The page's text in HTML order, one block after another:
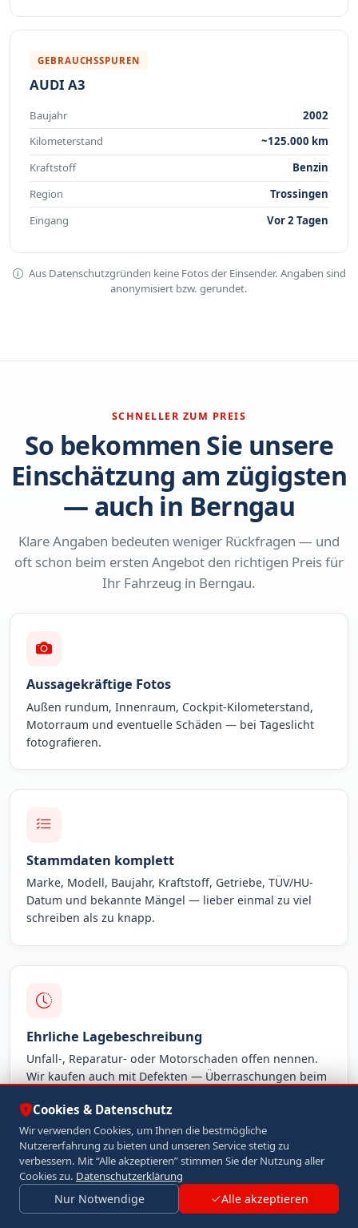
GEBRAUCHSSPUREN
AUDI A3
Baujahr
2002
Kilometerstand
~125.000 km
Kraftstoff
Benzin
Region
Trossingen
Eingang
Vor 2 Tagen
Aus Datenschutzgründen keine Fotos der Einsender. Angaben sind
anonymisiert bzw. gerundet.
SCHNELLER ZUM PREIS
So bekommen Sie unsere
Einschätzung am zügigsten
— auch in Berngau
Klare Angaben bedeuten weniger Rückfragen — und
oft schon beim ersten Angebot den richtigen Preis für
Ihr Fahrzeug in Berngau.
Aussagekräftige Fotos
Außen rundum, Innenraum, Cockpit-Kilometerstand,
Motorraum und eventuelle Schäden — bei Tageslicht
fotografieren.
Stammdaten komplett
Marke, Modell, Baujahr, Kraftstoff, Getriebe, TÜV/HU-
Datum und bekannte Mängel — lieber einmal zu viel
schreiben als zu knapp.
Ehrliche Lagebeschreibung
Unfall-, Reparatur- oder Motorschaden offen nennen.
Wir kaufen auch mit Defekten — Überraschungen beim
Jetzt Unterlagen senden
Cookies & Datenschutz
Wir verwenden Cookies, um Ihnen die bestmögliche
Nutzererfahrung zu bieten und unseren Service stetig zu
verbessern. Mit “Alle akzeptieren” stimmen Sie der Nutzung aller
Cookies zu. Datenschutzerklärung
Nur Notwendige Alle akzeptieren